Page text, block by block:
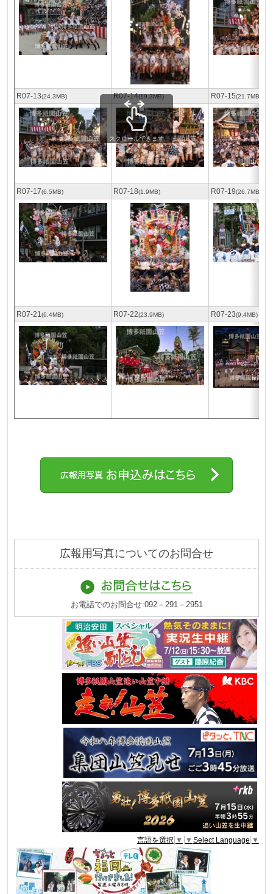
R07-13(24.3MB) R07-14(19.3MB) R07-15(21.7MB)
R07-17(6.5MB) R07-18(1.9MB) R07-19(26.7MB)
R07-21(6.4MB) R07-22(23.9MB) R07-23(9.4MB)
スクロールできます
広報用写真についてのお問合せ
お電話でのお問合せ:092－291－2951
言語を選択 ▼ ▼ Select Language ▼